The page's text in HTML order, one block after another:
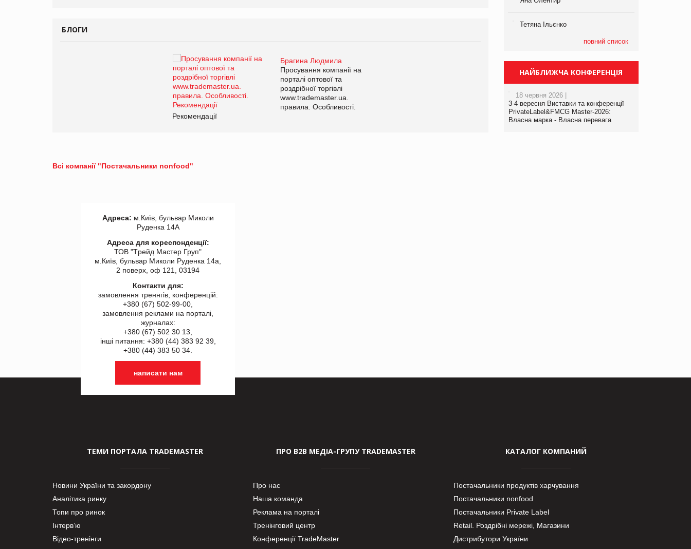
БЛОГИ
Брагина Людмила
Просування компанії на
порталі оптової та
роздрібної торгівлі
www.trademaster.ua.
правила. Особливості.
Рекомендації
Брагина Людмила
Просування компанії на
www.trademaster.ua.
правила. Особливості.
Всі компанії "Постачальники nonfood"
Тетяна Ільєнко
повний список
НАЙБЛИЖЧА КОНФЕРЕНЦІЯ
18 червня 2026 |
3-4 вересня Виставки та конференції
PrivateLabel&FMCG Master-2026:
Власна марка - Власна перевага
Адреса: м.Київ, бульвар Миколи
Руденка 14А
Адреса для кореспонденції:
ТОВ "Tрейд Мастер Груп"
м.Київ, бульвар Миколи Руденка 14а,
2 поверх, оф 121, 03194
Контакти для:
замовлення треннгів, конференцій:
+380 (67) 502-99-00,
замовлення реклами на порталі,
журналах:
+380 (67) 502 30 13,
інші питання: +380 (44) 383 92 39,
+380 (44) 383 50 34.
написати нам
ТЕМИ ПОРТАЛА TRADEMASTER
Новини України та закордону
Аналітика ринку
Топи про ринок
Інтерв’ю
Відео-тренінги
ПРО В2В МЕДІА-ГРУПУ TRADEMASTER
Про нас
Наша команда
Реклама на порталі
Тренінговий центр
Конференції TradeMaster
КАТАЛОГ КОМПАНИЙ
Постачальники продуктів харчування
Постачальники nonfood
Постачальники Private Label
Retail. Роздрібні мережі, Магазини
Дистрибутори України